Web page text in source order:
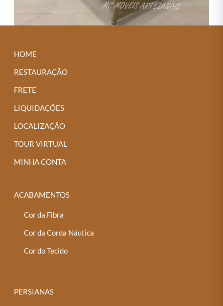
HOME
RESTAURAÇÃO
FRETE
LIQUIDAÇÕES
LOCALIZAÇÃO
TOUR VIRTUAL
MINHA CONTA
ACABAMENTOS
Cor da Fibra
Cor da Corda Náutica
Cor do Tecido
PERSIANAS